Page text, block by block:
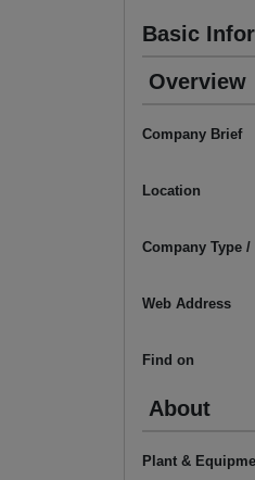
Basic
Overview
Company Brief
Location
Company Type
Web Address
Find on
About
Plant &